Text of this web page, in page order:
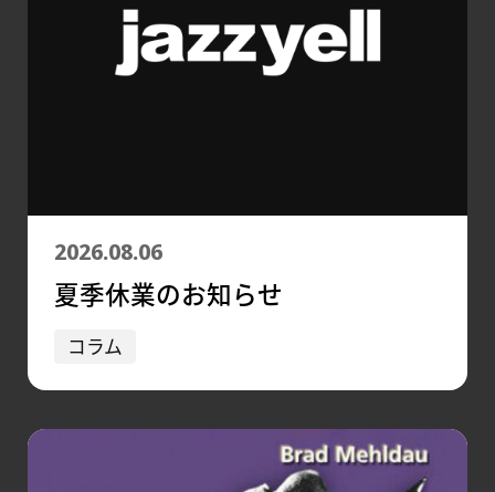
2026.08.06
夏季休業のお知らせ
コラム